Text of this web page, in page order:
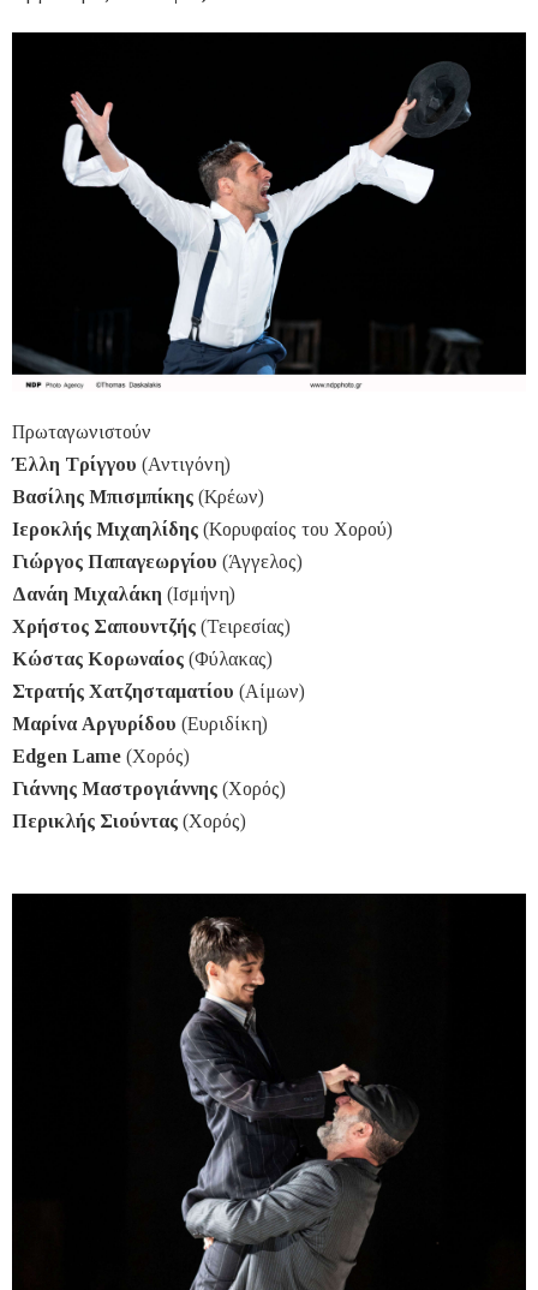
Πρωταγωνιστούν
Έλλη Τρίγγου (Αντιγόνη)
Βασίλης Μπισμπίκης (Κρέων)
Ιεροκλής Μιχαηλίδης (Κορυφαίος του Χορού)
Γιώργος Παπαγεωργίου (Άγγελος)
Δανάη Μιχαλάκη (Ισμήνη)
Χρήστος Σαπουντζής (Τειρεσίας)
Κώστας Κορωναίος (Φύλακας)
Στρατής Χατζησταματίου (Αίμων)
Μαρίνα Αργυρίδου (Ευριδίκη)
Edgen Lame (Χορός)
Γιάννης Μαστρογιάννης (Χορός)
Περικλής Σιούντας (Χορός)